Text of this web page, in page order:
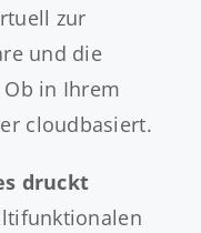
zur
und die
in Ihrem
cloudbasiert.
druckt